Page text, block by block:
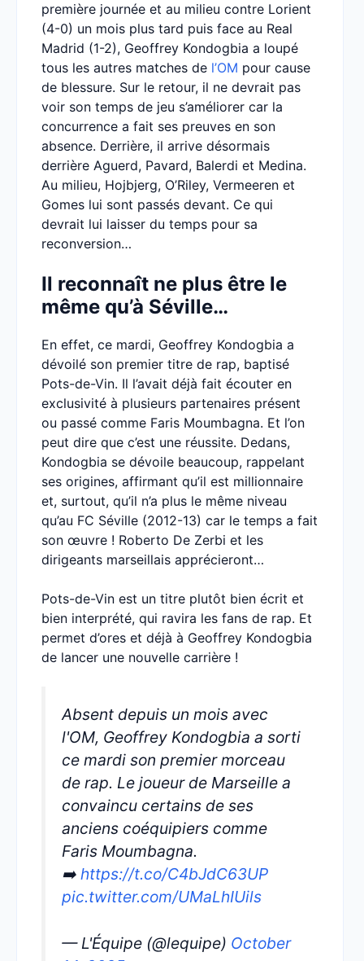
première journée et au milieu contre Lorient
(4-0) un mois plus tard puis face au Real
Madrid (1-2), Geoffrey Kondogbia a loupé
tous les autres matches de l’OM pour cause
de blessure. Sur le retour, il ne devrait pas
voir son temps de jeu s’améliorer car la
concurrence a fait ses preuves en son
absence. Derrière, il arrive désormais
derrière Aguerd, Pavard, Balerdi et Medina.
Au milieu, Hojbjerg, O’Riley, Vermeeren et
Gomes lui sont passés devant. Ce qui
devrait lui laisser du temps pour sa
reconversion…
Il reconnaît ne plus être le
même qu’à Séville…
En effet, ce mardi, Geoffrey Kondogbia a
dévoilé son premier titre de rap, baptisé
Pots-de-Vin. Il l’avait déjà fait écouter en
exclusivité à plusieurs partenaires présent
ou passé comme Faris Moumbagna. Et l’on
peut dire que c’est une réussite. Dedans,
Kondogbia se dévoile beaucoup, rappelant
ses origines, affirmant qu’il est millionnaire
et, surtout, qu’il n’a plus le même niveau
qu’au FC Séville (2012-13) car le temps a fait
son œuvre ! Roberto De Zerbi et les
dirigeants marseillais apprécieront…
Pots-de-Vin est un titre plutôt bien écrit et
bien interprété, qui ravira les fans de rap. Et
permet d’ores et déjà à Geoffrey Kondogbia
de lancer une nouvelle carrière !
Absent depuis un mois avec
l'OM, Geoffrey Kondogbia a sorti
ce mardi son premier morceau
de rap. Le joueur de Marseille a
convaincu certains de ses
anciens coéquipiers comme
Faris Moumbagna.
➡️ https://t.co/C4bJdC63UP
pic.twitter.com/UMaLhIUils
— L'Équipe (@lequipe) October